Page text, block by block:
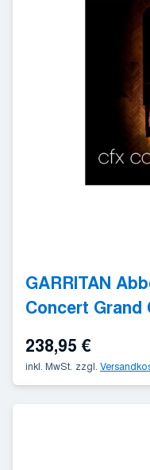
GARRITAN
Concert Grand
238,95 €
inkl. MwSt. zzgl.